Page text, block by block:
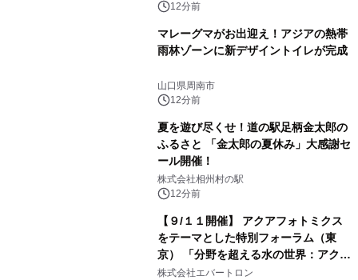
12分前
マレーグマがお出迎え！アジアの熱帯
雨林ゾーンに新デザイントイレが完成
山口県周南市
12分前
夏を遊び尽くせ！道の駅足柄金太郎の
ふるさと 「金太郎の夏休み」大感謝セ
ール開催！
株式会社相州村の駅
12分前
【９/１１開催】 アクアフォトミクス
をテーマとした特別フォーラム（東
京） 「分野を超える水の世界：アクア
フォトミクスが切り拓く新しい科学の
株式会社エバートロン